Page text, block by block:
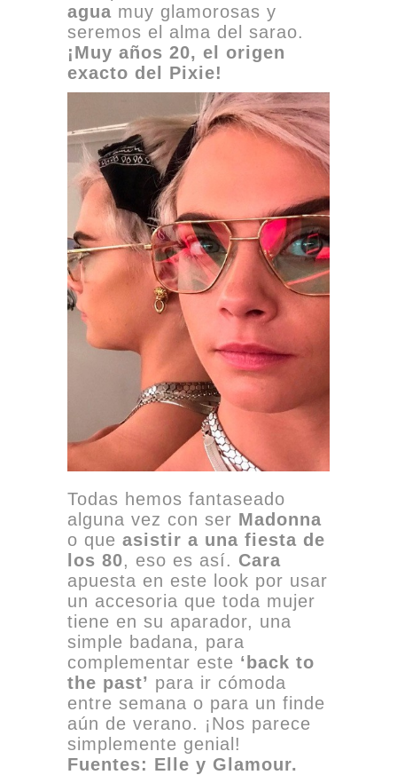
agua muy glamorosas y
seremos el alma del sarao.
¡Muy años 20, el origen
exacto del Pixie!
Todas hemos fantaseado
alguna vez con ser Madonna
o que asistir a una fiesta de
los 80, eso es así. Cara
apuesta en este look por usar
un accesoria que toda mujer
tiene en su aparador, una
simple badana, para
complementar este ‘back to
the past’ para ir cómoda
entre semana o para un finde
aún de verano. ¡Nos parece
simplemente genial!
Fuentes: Elle y Glamour.